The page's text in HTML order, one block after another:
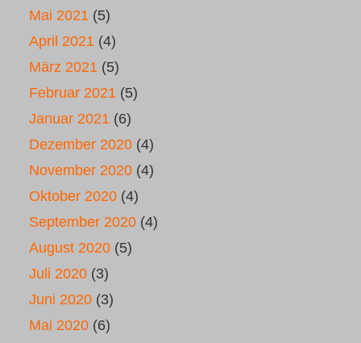
Mai 2021 (5)
April 2021 (4)
März 2021 (5)
Februar 2021 (5)
Januar 2021 (6)
Dezember 2020 (4)
November 2020 (4)
Oktober 2020 (4)
September 2020 (4)
August 2020 (5)
Juli 2020 (3)
Juni 2020 (3)
Mai 2020 (6)